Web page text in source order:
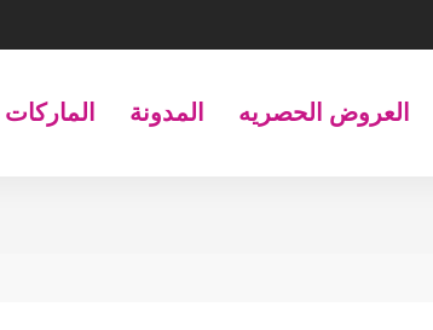
العروض الحصريه المدونة الماركات